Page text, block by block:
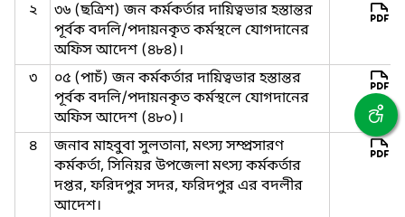
২
৩৬ (ছত্রিশ) জন কর্মকর্তার দায়িত্বভার হস্তান্তর
পূর্বক বদলি/পদায়নকৃত কর্মস্থলে যোগদানের
অফিস আদেশ (৪৮৪)।
৩
০৫ (পাচঁ) জন কর্মকর্তার দায়িত্বভার হস্তান্তর
পূর্বক বদলি/পদায়নকৃত কর্মস্থলে যোগদানের
অফিস আদেশ (৪৮০)।
৪
জনাব মাহবুবা সুলতানা, মৎস্য সম্প্রসারণ
কর্মকর্তা, সিনিয়র উপজেলা মৎস্য কর্মকর্তার
দপ্তর, ফরিদপুর সদর, ফরিদপুর এর বদলীর
আদেশ।